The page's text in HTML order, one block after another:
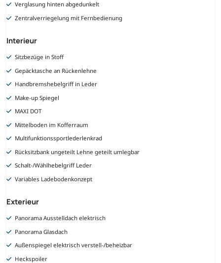
Verglasung hinten abgedunkelt
Zentralverriegelung mit Fernbedienung
Interieur
Sitzbezüge in Stoff
Gepäcktasche an Rückenlehne
Handbremshebelgriff in Leder
Make-up Spiegel
MAXI DOT
Mittelboden im Kofferraum
Multifunktionssportlederlenkrad
Rücksitzbank ungeteilt Lehne geteilt umlegbar
Schalt-/Wählhebelgriff Leder
Variables Ladebodenkonzept
Exterieur
Panorama Ausstelldach elektrisch
Panorama Glasdach
Außenspiegel elektrisch verstell-/beheizbar
Heckspoiler